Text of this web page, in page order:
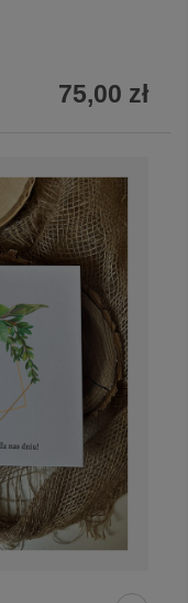
75,00 zł